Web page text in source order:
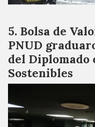
Bolsa de
PNUD
del Diplomado
Sostenibles